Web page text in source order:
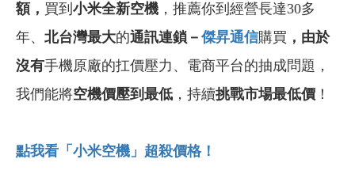
額， 買到 小米全新空機 ，推薦你到經營長達30多
年、 北台灣最大的通訊連鎖－ 傑昇通信購買 ，由於
沒有手機原廠的扛價壓力、電商平台的抽成問題，
我們能將空機價壓到最低 ，持續挑戰市場最低價 ！
點我看「小米空機」超殺價格！